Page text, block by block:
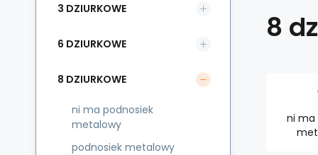
8
ni ma
3 DZIURKOWE
6 DZIURKOWE
8 DZIURKOWE
ni ma podnosiek
metalowy
podnosiek metalowy